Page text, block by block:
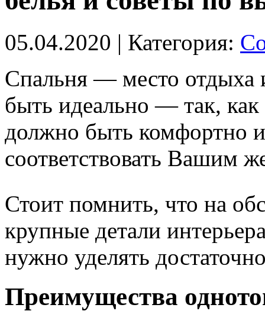
05.04.2020 | Категория:
Спальня — место отдыха
быть идеально — так,
должно быть комфортно
соответствовать Вашим
Стоит помнить, что на
крупные детали
нужно уделять
Преимущества